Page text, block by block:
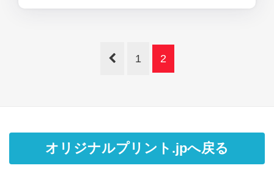
1 2
オリジナルプリント.jpへ戻る